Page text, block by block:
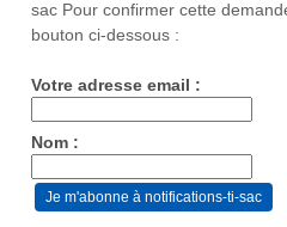
sac Pour confirmer cette
bouton ci-dessous :
Votre adresse email :
Nom :